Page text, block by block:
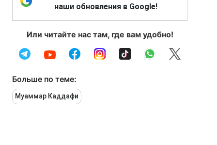
наши обновления в Google!
Или читайте нас там, где вам удобно!
Больше по теме:
Муаммар Каддафи